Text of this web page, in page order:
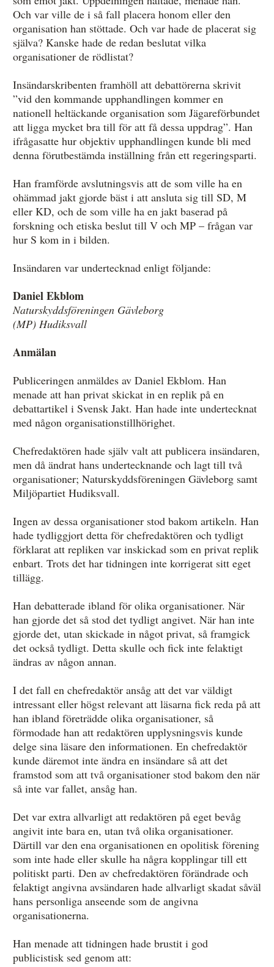
Och var ville de i så fall placera honom eller den
organisation han stöttade. Och var hade de placerat sig
själva? Kanske hade de redan beslutat vilka
organisationer de rödlistat?
Insändarskribenten framhöll att debattörerna skrivit
”vid den kommande upphandlingen kommer en
nationell heltäckande organisation som Jägareförbundet
att ligga mycket bra till för att få dessa uppdrag”. Han
ifrågasatte hur objektiv upphandlingen kunde bli med
denna förutbestämda inställning från ett regeringsparti.
Han framförde avslutningsvis att de som ville ha en
ohämmad jakt gjorde bäst i att ansluta sig till SD, M
eller KD, och de som ville ha en jakt baserad på
forskning och etiska beslut till V och MP – frågan var
hur S kom in i bilden.
Insändaren var undertecknad enligt följande:
Daniel Ekblom
Naturskyddsföreningen Gävleborg
(MP) Hudiksvall
Anmälan
Publiceringen anmäldes av Daniel Ekblom. Han
menade att han privat skickat in en replik på en
debattartikel i Svensk Jakt. Han hade inte undertecknat
med någon organisationstillhörighet.
Chefredaktören hade själv valt att publicera insändaren,
men då ändrat hans undertecknande och lagt till två
organisationer; Naturskyddsföreningen Gävleborg samt
Miljöpartiet Hudiksvall.
Ingen av dessa organisationer stod bakom artikeln. Han
hade tydliggjort detta för chefredaktören och tydligt
förklarat att repliken var inskickad som en privat replik
enbart. Trots det har tidningen inte korrigerat sitt eget
tillägg.
Han debatterade ibland för olika organisationer. När
han gjorde det så stod det tydligt angivet. När han inte
gjorde det, utan skickade in något privat, så framgick
det också tydligt. Detta skulle och fick inte felaktigt
ändras av någon annan.
I det fall en chefredaktör ansåg att det var väldigt
intressant eller högst relevant att läsarna fick reda på att
han ibland företrädde olika organisationer, så
förmodade han att redaktören upplysningsvis kunde
delge sina läsare den informationen. En chefredaktör
kunde däremot inte ändra en insändare så att det
framstod som att två organisationer stod bakom den när
så inte var fallet, ansåg han.
Det var extra allvarligt att redaktören på eget bevåg
angivit inte bara en, utan två olika organisationer.
Därtill var den ena organisationen en opolitisk förening
som inte hade eller skulle ha några kopplingar till ett
politiskt parti. Den av chefredaktören förändrade och
felaktigt angivna avsändaren hade allvarligt skadat såväl
hans personliga anseende som de angivna
organisationerna.
Han menade att tidningen hade brustit i god
publicistisk sed genom att: